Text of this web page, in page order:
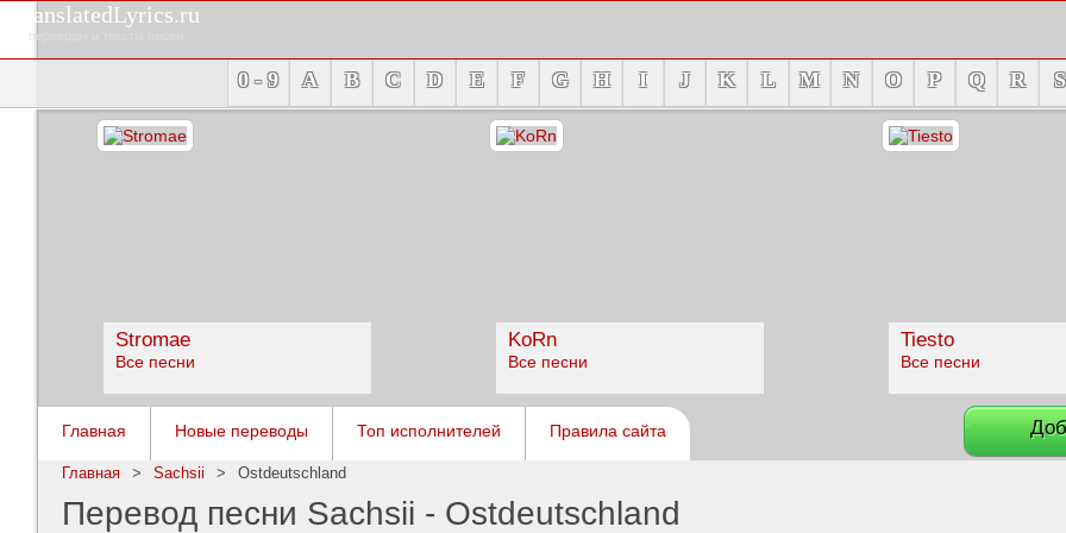
TranslatedLyrics.ru
переводы и тексты песен
0 - 9 A B C D E F G H I J K L M N O P Q R S
Stromae
Все песни
KoRn
Все песни
Tiesto
Все песни
Главная Новые переводы Топ исполнителей Правила сайта
Главная > Sachsii > Ostdeutschland
Перевод песни Sachsii - Ostdeutschland